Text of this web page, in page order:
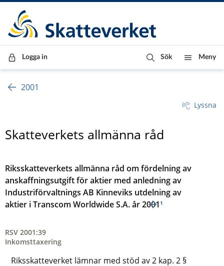
Till innehåll
Till navigationen
Till chattrobot
Logga in Sök Meny
2001
Lyssna
Skatteverkets allmänna råd
Riksskatteverkets allmänna råd om fördelning av
anskaffningsutgift för aktier med anledning av
Industriförvaltnings AB Kinneviks utdelning av
aktier i Transcom Worldwide S.A. år 2001¹
RSV 2001:39
Inkomsttaxering
Riksskatteverket lämnar med stöd av 2 kap. 2 §